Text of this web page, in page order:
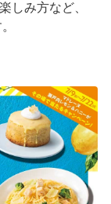
しみ方など、